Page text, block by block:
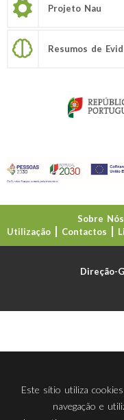
Projeto Nau
Resumos de
Sobre Nós
Utilização
Contactos
Direção-
Este sítio utiliza
navegação e